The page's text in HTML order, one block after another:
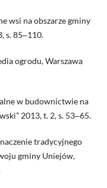
wsi na obszarze gminy
s. 85‒110.
ogrodu, Warszawa
w budownictwie na
2013, t. 2, s. 53‒65.
tradycyjnego
gminy Uniejów,